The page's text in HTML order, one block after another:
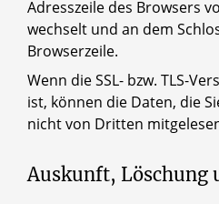
Adresszeile des Browsers
wechselt und an dem
Browserzeile.
Wenn die SSL- bzw. TLS-
ist, können die Daten, die
nicht von Dritten
Auskunft, Löschung